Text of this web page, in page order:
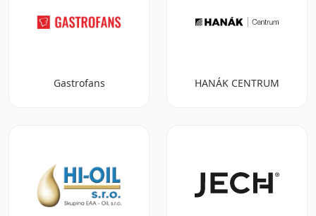
Gastrofans HANÁK CENTRUM